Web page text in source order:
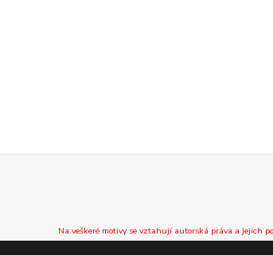
Na veškeré motivy se vztahují autorská práva a jejich